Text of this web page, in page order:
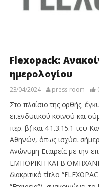
Flexopack:
ημερολογίου
23/04/2024 press-room
Στο πλαίσιο της ορθής,
επενδυτικού κοινού και
περ. β΄) και 4.1.3.15.1 του
Αθηνών, όπως ισχύει
Ανώνυμη Εταιρεία με την
ΕΜΠΟΡΙΚΗ ΚΑΙ
διακριτικό τίτλο